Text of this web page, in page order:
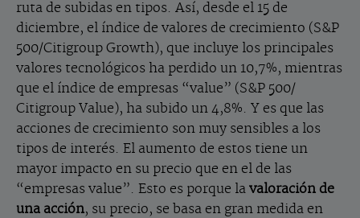
ruta de subidas en tipos. Así, desde el 15 de
diciembre, el índice de valores de crecimiento (S&P
500/Citigroup Growth), que incluye los principales
valores tecnológicos ha perdido un 10,7%, mientras
que el índice de empresas “value” (S&P 500/
Citigroup Value), ha subido un 4,8%. Y es que las
acciones de crecimiento son muy sensibles a los
tipos de interés. El aumento de estos tiene un
mayor impacto en su precio que en el de las
“empresas value”. Esto es porque la valoración de
una acción, su precio, se basa en gran medida en